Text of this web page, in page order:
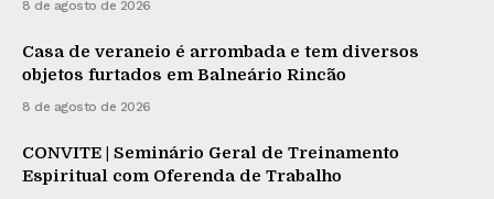
8 de agosto de 2026
Casa de veraneio é arrombada e tem diversos
objetos furtados em Balneário Rincão
8 de agosto de 2026
CONVITE | Seminário Geral de Treinamento
Espiritual com Oferenda de Trabalho